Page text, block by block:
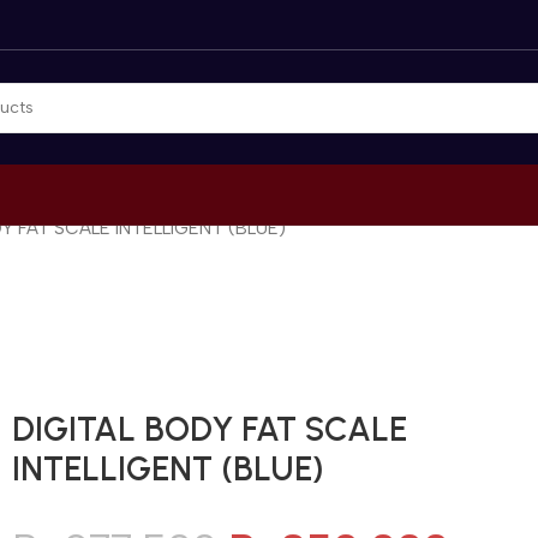
FAT SCALE INTELLIGENT (BLUE)
DIGITAL BODY FAT SCALE
INTELLIGENT (BLUE)